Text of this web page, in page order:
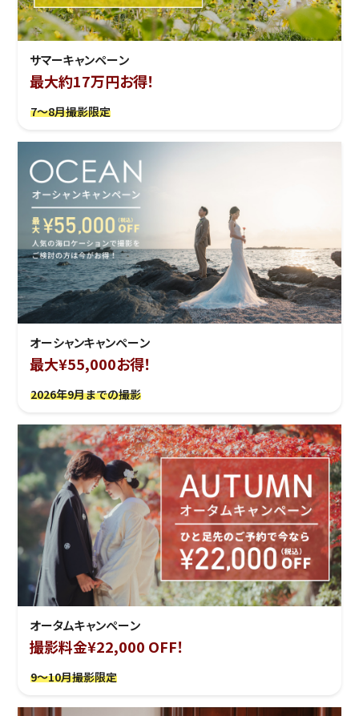
サマーキャンペーン
最大約17万円お得！
7～8月撮影限定
オーシャンキャンペーン
最大¥55,000お得！
2026年9月までの撮影
オータムキャンペーン
撮影料金¥22,000 OFF！
9～10月撮影限定